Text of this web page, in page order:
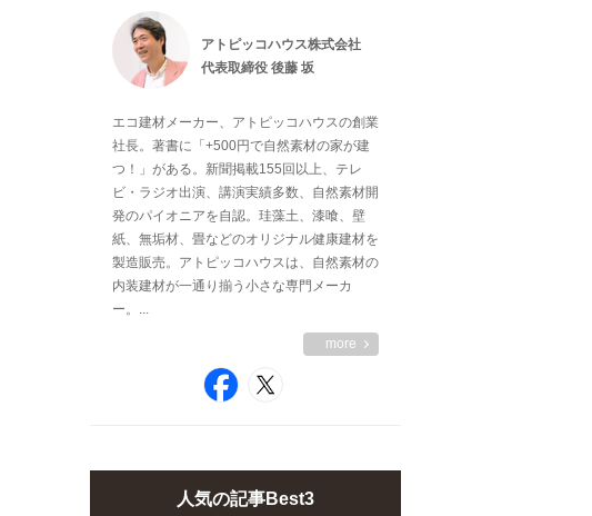
アトピッコハウス株式会社
代表取締役 後藤 坂
エコ建材メーカー、アトピッコハウスの創業
社長。著書に「+500円で自然素材の家が建
つ！」がある。新聞掲載155回以上、テレ
ビ・ラジオ出演、講演実績多数、自然素材開
発のパイオニアを自認。珪藻土、漆喰、壁
紙、無垢材、畳などのオリジナル健康建材を
製造販売。アトピッコハウスは、自然素材の
内装建材が一通り揃う小さな専門メーカ
ー。...
more
人気の記事Best3